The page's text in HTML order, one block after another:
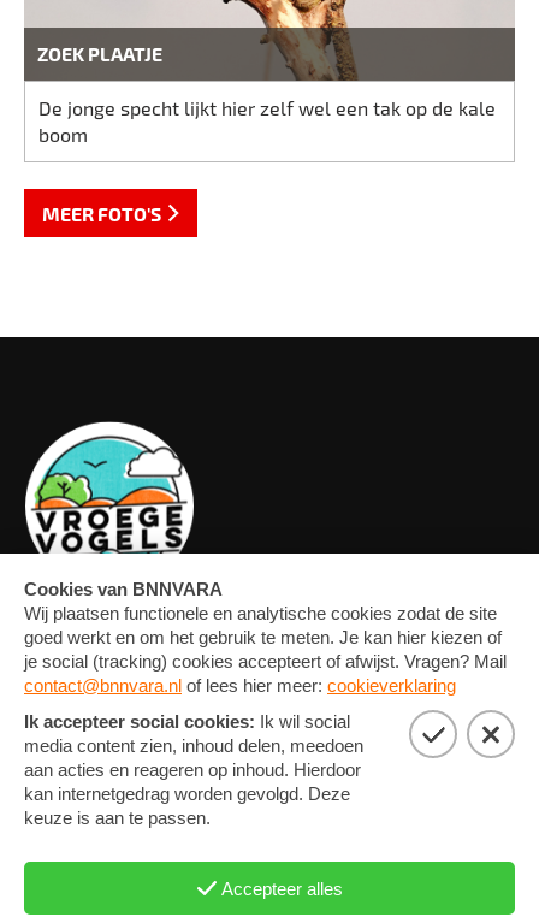
ZOEK PLAATJE
De jonge specht lijkt hier zelf wel een tak op de kale
boom
MEER FOTO'S
OVERZICHT
ARTIKELEN
FOTO'S
FORUM
NIEUWSBRIEF
STATEMENT